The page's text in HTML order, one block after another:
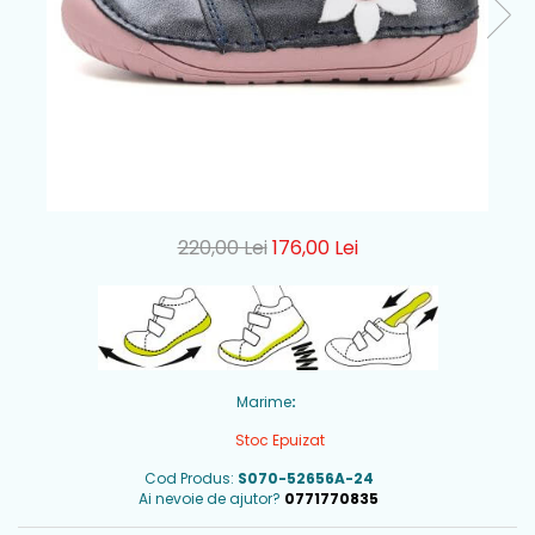
220,00 Lei176,00 Lei
Marime:
Stoc Epuizat
Cod Produs: S070-52656A-24
Ai nevoie de ajutor? 0771770835